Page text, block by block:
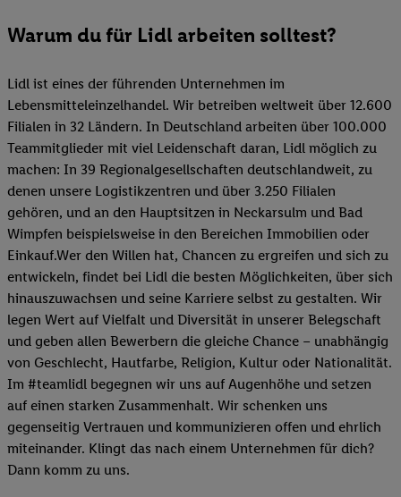
Warum du für Lidl arbeiten solltest?
Lidl ist eines der führenden Unternehmen im
Lebensmitteleinzelhandel. Wir betreiben weltweit über 12.600
Filialen in 32 Ländern. In Deutschland arbeiten über 100.000
Teammitglieder mit viel Leidenschaft daran, Lidl möglich zu
machen: In 39 Regionalgesellschaften deutschlandweit, zu
denen unsere Logistikzentren und über 3.250 Filialen
gehören, und an den Hauptsitzen in Neckarsulm und Bad
Wimpfen beispielsweise in den Bereichen Immobilien oder
Einkauf.Wer den Willen hat, Chancen zu ergreifen und sich zu
entwickeln, findet bei Lidl die besten Möglichkeiten, über sich
hinauszuwachsen und seine Karriere selbst zu gestalten. Wir
legen Wert auf Vielfalt und Diversität in unserer Belegschaft
und geben allen Bewerbern die gleiche Chance – unabhängig
von Geschlecht, Hautfarbe, Religion, Kultur oder Nationalität.
Im #teamlidl begegnen wir uns auf Augenhöhe und setzen
auf einen starken Zusammenhalt. Wir schenken uns
gegenseitig Vertrauen und kommunizieren offen und ehrlich
miteinander. Klingt das nach einem Unternehmen für dich?
Dann komm zu uns.​